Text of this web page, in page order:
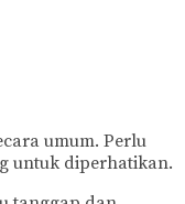
umum. Perlu
untuk diperhatikan.